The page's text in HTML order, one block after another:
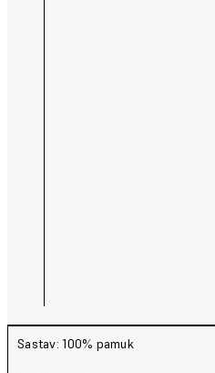
Sastav: 100% pamuk